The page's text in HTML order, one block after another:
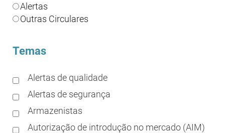
Alertas
Outras Circulares
Temas
Alertas de qualidade
Alertas de segurança
Armazenistas
Autorização de introdução no mercado (AIM)